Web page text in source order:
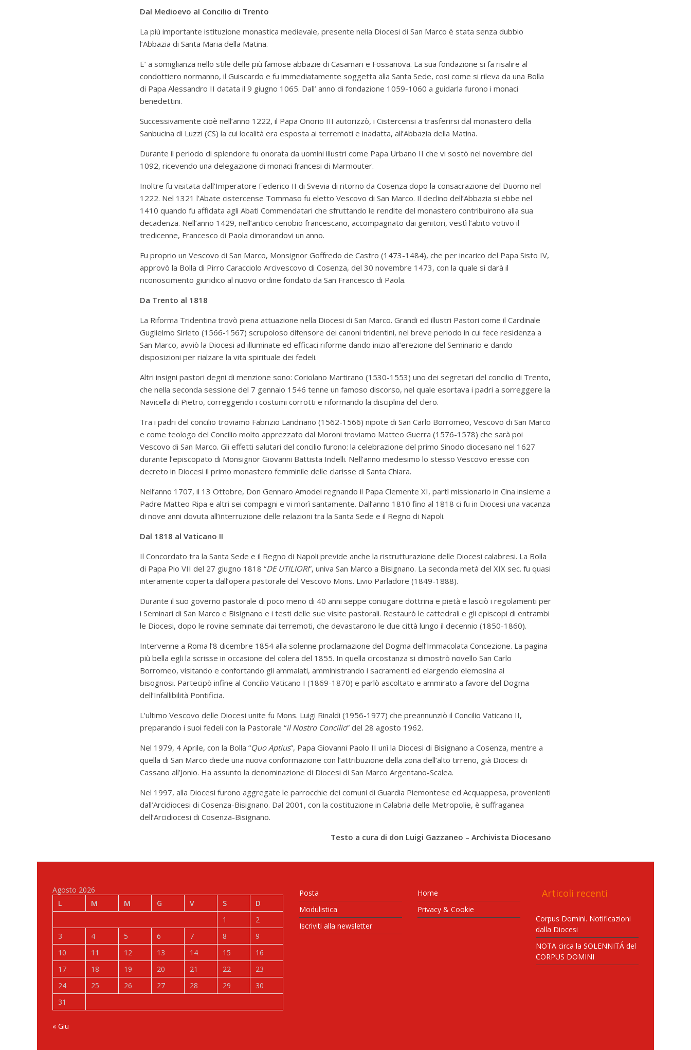
Dal Medioevo al Concilio di Trento
La più importante istituzione monastica medievale, presente nella Diocesi di San Marco è stata senza dubbio
l’Abbazia di Santa Maria della Matina.
E’ a somiglianza nello stile delle più famose abbazie di Casamari e Fossanova. La sua fondazione si fa risalire al
condottiero normanno, il Guiscardo e fu immediatamente soggetta alla Santa Sede, cosi come si rileva da una Bolla
di Papa Alessandro II datata il 9 giugno 1065. Dall’ anno di fondazione 1059-1060 a guidarla furono i monaci
benedettini.
Successivamente cioè nell’anno 1222, il Papa Onorio III autorizzò, i Cistercensi a trasferirsi dal monastero della
Sanbucina di Luzzi (CS) la cui località era esposta ai terremoti e inadatta, all’Abbazia della Matina.
Durante il periodo di splendore fu onorata da uomini illustri come Papa Urbano II che vi sostò nel novembre del
1092, ricevendo una delegazione di monaci francesi di Marmouter.
Inoltre fu visitata dall’Imperatore Federico II di Svevia di ritorno da Cosenza dopo la consacrazione del Duomo nel
1222. Nel 1321 l’Abate cistercense Tommaso fu eletto Vescovo di San Marco. Il declino dell’Abbazia si ebbe nel
1410 quando fu affidata agli Abati Commendatari che sfruttando le rendite del monastero contribuirono alla sua
decadenza. Nell’anno 1429, nell’antico cenobio francescano, accompagnato dai genitori, vestì l’abito votivo il
tredicenne, Francesco di Paola dimorandovi un anno.
Fu proprio un Vescovo di San Marco, Monsignor Goffredo de Castro (1473-1484), che per incarico del Papa Sisto IV,
approvò la Bolla di Pirro Caracciolo Arcivescovo di Cosenza, del 30 novembre 1473, con la quale si darà il
riconoscimento giuridico al nuovo ordine fondato da San Francesco di Paola.
Da Trento al 1818
La Riforma Tridentina trovò piena attuazione nella Diocesi di San Marco. Grandi ed illustri Pastori come il Cardinale
Guglielmo Sirleto (1566-1567) scrupoloso difensore dei canoni tridentini, nel breve periodo in cui fece residenza a
San Marco, avviò la Diocesi ad illuminate ed efficaci riforme dando inizio all’erezione del Seminario e dando
disposizioni per rialzare la vita spirituale dei fedeli.
Altri insigni pastori degni di menzione sono: Coriolano Martirano (1530-1553) uno dei segretari del concilio di Trento,
che nella seconda sessione del 7 gennaio 1546 tenne un famoso discorso, nel quale esortava i padri a sorreggere la
Navicella di Pietro, correggendo i costumi corrotti e riformando la disciplina del clero.
Tra i padri del concilio troviamo Fabrizio Landriano (1562-1566) nipote di San Carlo Borromeo, Vescovo di San Marco
e come teologo del Concilio molto apprezzato dal Moroni troviamo Matteo Guerra (1576-1578) che sarà poi
Vescovo di San Marco. Gli effetti salutari del concilio furono: la celebrazione del primo Sinodo diocesano nel 1627
durante l’episcopato di Monsignor Giovanni Battista Indelli. Nell’anno medesimo lo stesso Vescovo eresse con
decreto in Diocesi il primo monastero femminile delle clarisse di Santa Chiara.
Nell’anno 1707, il 13 Ottobre, Don Gennaro Amodei regnando il Papa Clemente XI, partì missionario in Cina insieme a
Padre Matteo Ripa e altri sei compagni e vi morì santamente. Dall’anno 1810 fino al 1818 ci fu in Diocesi una vacanza
di nove anni dovuta all’interruzione delle relazioni tra la Santa Sede e il Regno di Napoli.
Dal 1818 al Vaticano II
Il Concordato tra la Santa Sede e il Regno di Napoli previde anche la ristrutturazione delle Diocesi calabresi. La Bolla
di Papa Pio VII del 27 giugno 1818 “DE UTILIORI”, univa San Marco a Bisignano. La seconda metà del XIX sec. fu quasi
interamente coperta dall’opera pastorale del Vescovo Mons. Livio Parladore (1849-1888).
Durante il suo governo pastorale di poco meno di 40 anni seppe coniugare dottrina e pietà e lasciò i regolamenti per
i Seminari di San Marco e Bisignano e i testi delle sue visite pastorali. Restaurò le cattedrali e gli episcopi di entrambi
le Diocesi, dopo le rovine seminate dai terremoti, che devastarono le due città lungo il decennio (1850-1860).
Intervenne a Roma l’8 dicembre 1854 alla solenne proclamazione del Dogma dell’Immacolata Concezione. La pagina
più bella egli la scrisse in occasione del colera del 1855. In quella circostanza si dimostrò novello San Carlo
Borromeo, visitando e confortando gli ammalati, amministrando i sacramenti ed elargendo elemosina ai
bisognosi. Partecipò infine al Concilio Vaticano I (1869-1870) e parlò ascoltato e ammirato a favore del Dogma
dell’Infallibilità Pontificia.
L’ultimo Vescovo delle Diocesi unite fu Mons. Luigi Rinaldi (1956-1977) che preannunziò il Concilio Vaticano II,
preparando i suoi fedeli con la Pastorale “il Nostro Concilio” del 28 agosto 1962.
Nel 1979, 4 Aprile, con la Bolla “Quo Aptius”, Papa Giovanni Paolo II unì la Diocesi di Bisignano a Cosenza, mentre a
quella di San Marco diede una nuova conformazione con l’attribuzione della zona dell’alto tirreno, già Diocesi di
Cassano all’Jonio. Ha assunto la denominazione di Diocesi di San Marco Argentano-Scalea.
Nel 1997, alla Diocesi furono aggregate le parrocchie dei comuni di Guardia Piemontese ed Acquappesa, provenienti
dall’Arcidiocesi di Cosenza-Bisignano. Dal 2001, con la costituzione in Calabria delle Metropolie, è suffraganea
dell’Arcidiocesi di Cosenza-Bisignano.
Testo a cura di don Luigi Gazzaneo – Archivista Diocesano
Agosto 2026
L
M M G V S
D
1
2
3
4 5 6 7 8
9
10
11 12 13 14 15
16
17
18 19 20 21 22
23
24
25 26 27 28 29
30
31
« Giu
Posta
Modulistica
Iscriviti alla newsletter
Home
Privacy & Cookie
Articoli recenti
Corpus Domini. Notificazioni
dalla Diocesi
NOTA circa la SOLENNITÁ del
CORPUS DOMINI